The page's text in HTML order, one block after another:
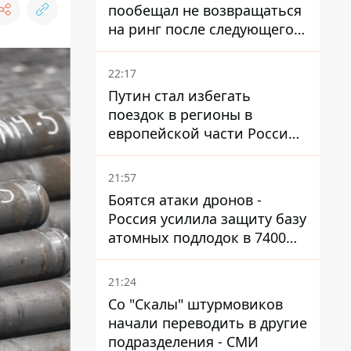
пообещал не возвращаться
на ринг после следующего
боя
22:17
Путин стал избегать
поездок в регионы в
европейской части России,
куда регулярно долетают
дроны
21:57
Боятся атаки дронов -
Россия усилила защиту базу
атомных подлодок в 7400
км от Украины
21:24
Со "Скалы" штурмовиков
начали переводить в другие
подразделения - СМИ